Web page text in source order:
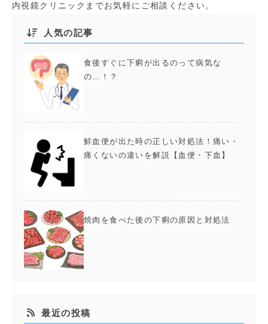
内視鏡クリニックまでお気軽にご相談ください。
人気の記事
食後すぐに下痢が出るのって病気な
の…！？
鮮血便が出た時の正しい対処法！痛い・
痛くないの違いを解説【血便・下血】
焼肉を食べた後の下痢の原因と対処法
最近の投稿